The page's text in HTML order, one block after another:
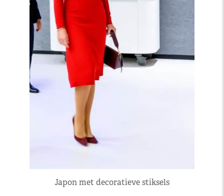
Japon met decoratieve stiksels